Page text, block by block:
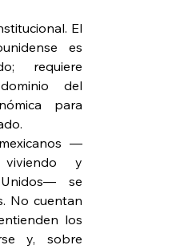
El
es
requiere
del
para
—
y
se
No cuentan
los
y, sobre